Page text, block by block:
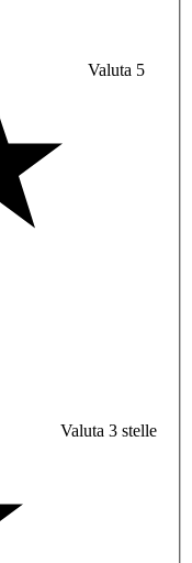
Valuta 5
Valuta 3 stelle